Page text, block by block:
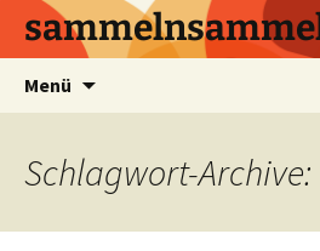
Menü
Schlagwort-Archive: